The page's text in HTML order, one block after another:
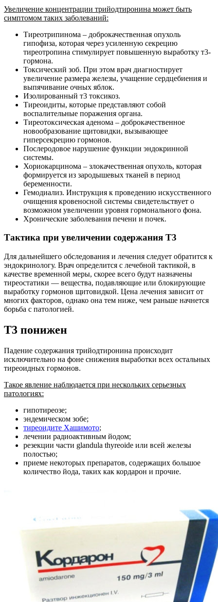
Увеличение концентрации трийодтиронина может быть
симптомом таких заболеваний:
Тиреотрипинома – доброкачественная опухоль
гипофиза, которая через усиленную секрецию
тиреотропина стимулирует повышенную выработку т3-
гормона.
Токсический зоб. При этом врач диагностирует
увеличение размера железы, учащение сердцебиения и
выпячивание очных яблок.
Изолированный т3 токсикоз.
Тиреоидиты, которые представляют собой
воспалительные поражения органа.
Тиреотоксическая аденома – доброкачественное
новообразование щитовидки, вызывающее
гиперсекрецию гормонов.
Послеродовое нарушение функции эндокринной
системы.
Хориокарцинома – злокачественная опухоль, которая
формируется из зародышевых тканей в период
беременности.
Гемодиализ. Инструкция к проведению искусственного
очищения кровеносной системы свидетельствует о
возможном увеличении уровня гормонального фона.
Хронические заболевания печени и почек.
Тактика при увеличении содержания Т3
Для дальнейшего обследования и лечения следует обратится к
эндокринологу. Врач определится с лечебной тактикой, в
качестве временной меры, скорее всего будут назначены
тиреостатики — вещества, подавляющие или блокирующие
выработку гормонов щитовидкой. Цена лечения зависит от
многих факторов, однако она тем ниже, чем раньше начнется
борьба с патологией.
Т3 понижен
Падение содержания трийодтиронина происходит
исключительно на фоне снижения выработки всех остальных
тиреоидных гормонов.
Такое явление наблюдается при нескольких серьезных
патологиях:
гипотиреозе;
эндемическом зобе;
тиреоидите Хашимото;
лечении радиоактивным йодом;
резекции части glandula thyreoide или всей железы
полостью;
приеме некоторых препаратов, содержащих большое
количество йода, таких как кордарон и прочие.